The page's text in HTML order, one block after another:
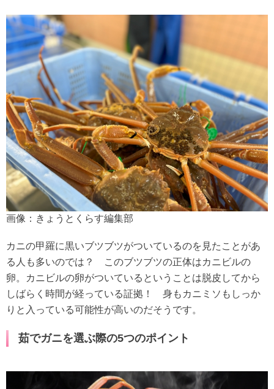
画像：きょうとくらす編集部
カニの甲羅に黒いブツブツがついているのを見たことがあ
る人も多いのでは？ このブツブツの正体はカニビルの
卵。カニビルの卵がついているということは脱皮してから
しばらく時間が経っている証拠！ 身もカニミソもしっか
りと入っている可能性が高いのだそうです。
茹でガニを選ぶ際の5つのポイント